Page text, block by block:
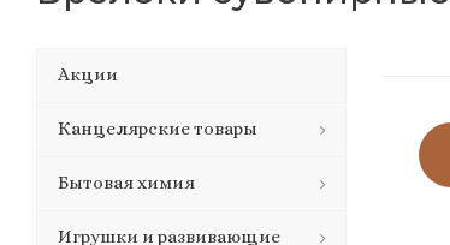
Акции
Канцелярские товары
Бытовая химия
Игрушки и развивающие